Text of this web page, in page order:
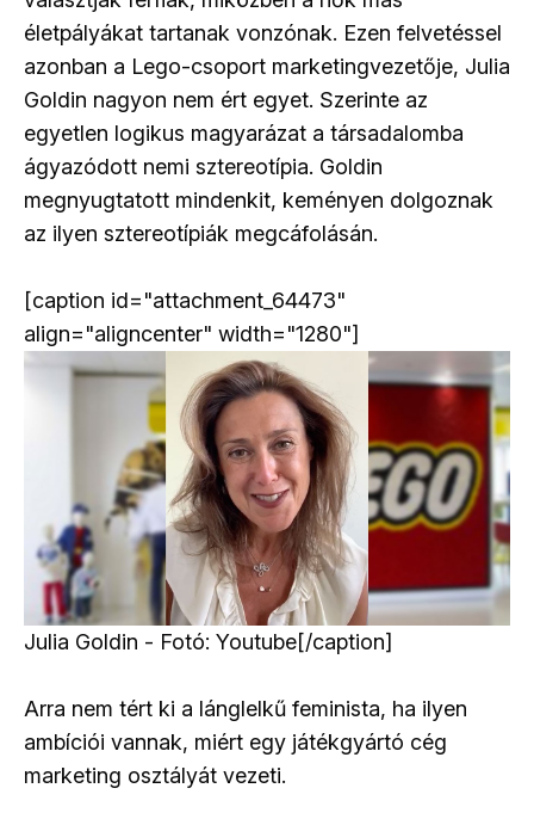
életpályákat tartanak vonzónak. Ezen felvetéssel
azonban a Lego-csoport marketingvezetője, Julia
Goldin nagyon nem ért egyet. Szerinte az
egyetlen logikus magyarázat a társadalomba
ágyazódott nemi sztereotípia. Goldin
megnyugtatott mindenkit, keményen dolgoznak
az ilyen sztereotípiák megcáfolásán.
[caption id="attachment_64473"
align="aligncenter" width="1280"]
Julia Goldin - Fotó: Youtube[/caption]
Arra nem tért ki a lánglelkű feminista, ha ilyen
ambíciói vannak, miért egy játékgyártó cég
marketing osztályát vezeti.